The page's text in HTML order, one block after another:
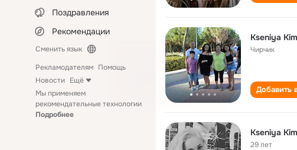
Поздравления
Рекомендации
Сменить язык
Рекламодателям Помощь
Новости Ещё
Мы применяем
рекомендательные технологии
Подробнее
Kseniya Kim
Чирчик
Добавить
Kseniya Kim
29 лет